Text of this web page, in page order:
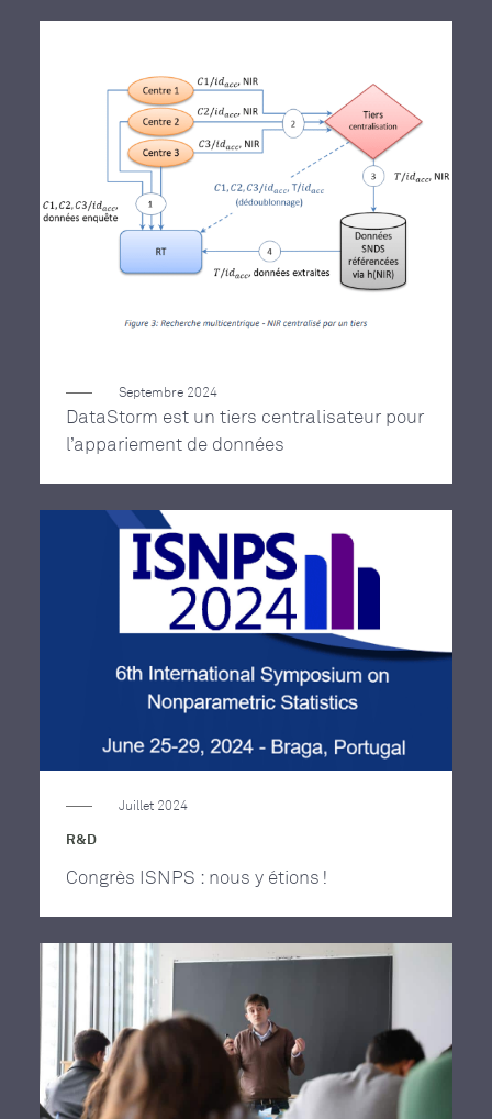
Septembre 2024
DataStorm est un tiers centralisateur pour
l’appariement de données
Juillet 2024
R&D
Congrès ISNPS : nous y étions !